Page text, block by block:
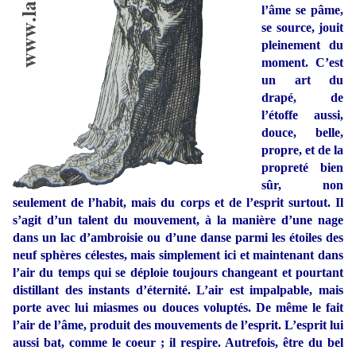
l’âme se pâme,
se source, jouit
pleinement du
moment. C’est
un art du
drapé, de
l’étoffe aussi,
douce, belle,
propre, et de la
propreté bien
sûr, non
seulement de l’habit, mais du corps et de l’esprit surtout. Il
s’agit d’un talent du mouvement, à la manière d’une nage
dans un lac d’ambroisie ou d’une danse parmi les étoiles des
neuf sphères célestes, mais simplement ici et maintenant dans
l’air du temps qui se déploie toujours changeant et pourtant
distillant des instants d’éternité. L’air est impalpable, mais
porte avec lui miasmes ou douces voluptés. De même le fait
l’air de l’âme, produit des mouvements de l’esprit. L’esprit lui
aussi bat, comme le coeur ; il respire. Autrefois, être du bel